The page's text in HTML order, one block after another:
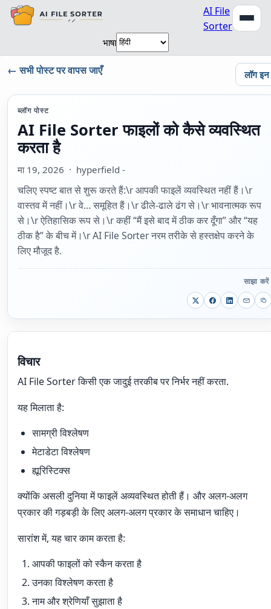
AI File
Sorter
भाषा
← सभी पोस्ट पर वापस जाएँ लॉग इन
ब्लॉग पोस्ट
AI File Sorter फाइलों को कैसे व्यवस्थित
करता है
मा 19, 2026 · hyperfield -
चलिए स्पष्ट बात से शुरू करते हैं:\r आपकी फाइलें व्यवस्थित नहीं हैं।\r
वास्तव में नहीं।\r वे… समूहित हैं।\r ढीले-ढाले ढंग से।\r भावनात्मक रूप
से।\r ऐतिहासिक रूप से।\r कहीं “मैं इसे बाद में ठीक कर दूँगा” और “यह
ठीक है” के बीच में।\r AI File Sorter नरम तरीके से हस्तक्षेप करने के
लिए मौजूद है.
साझा करें
विचार
AI File Sorter किसी एक जादुई तरकीब पर निर्भर नहीं करता.
यह मिलाता है:
सामग्री विश्लेषण
मेटाडेटा विश्लेषण
ह्यूरिस्टिक्स
क्योंकि असली दुनिया में फाइलें अव्यवस्थित होती हैं। और अलग-अलग
प्रकार की गड़बड़ी के लिए अलग-अलग प्रकार के समाधान चाहिए।
सारांश में, यह चार काम करता है:
आपकी फाइलों को स्कैन करता है
उनका विश्लेषण करता है
नाम और श्रेणियाँ सुझाता है